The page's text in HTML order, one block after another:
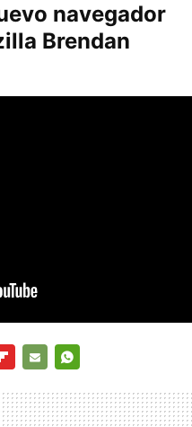
navegador
Brendan
MAIL